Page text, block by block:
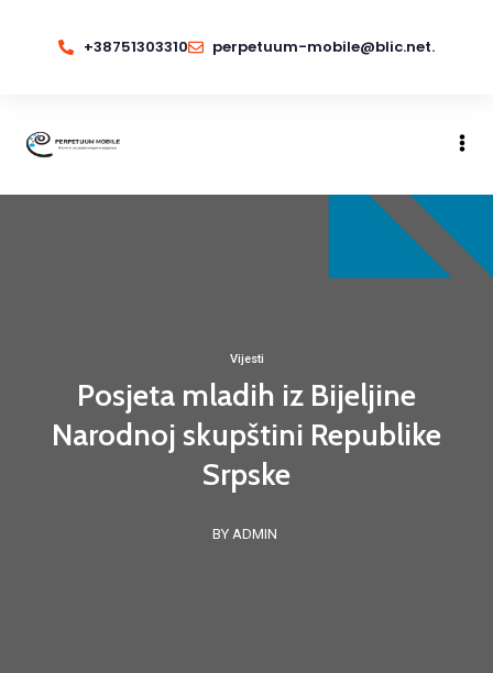
+38751303310 perpetuum-mobile@blic.net.
Vijesti
Posjeta mladih iz Bijeljine
Narodnoj skupštini Republike
Srpske
BY ADMIN